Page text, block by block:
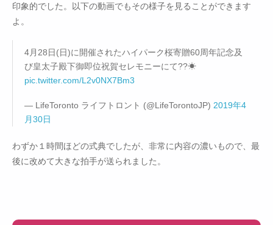
印象的でした。以下の動画でもその様子を見ることができます
よ。
4月28日(日)に開催されたハイパーク桜寄贈60周年記念及
び皇太子殿下御即位祝賀セレモニーにて??☀
pic.twitter.com/L2v0NX7Bm3
— LifeToronto ライフトロント (@LifeTorontoJP) 2019年4
月30日
わずか１時間ほどの式典でしたが、非常に内容の濃いもので、最
後に改めて大きな拍手が送られました。